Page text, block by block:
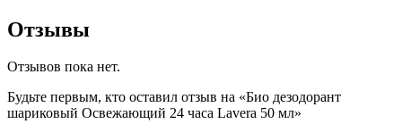
Отзывы
Отзывов пока нет.
Будьте первым, кто оставил отзыв на «Био дезодорант
шариковый Освежающий 24 часа Lavera 50 мл»